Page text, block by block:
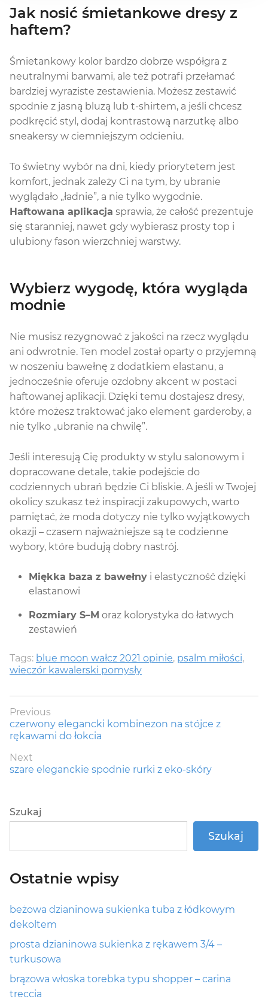
Jak nosić śmietankowe dresy z
haftem?
Śmietankowy kolor bardzo dobrze współgra z
neutralnymi barwami, ale też potrafi przełamać
bardziej wyraziste zestawienia. Możesz zestawić
spodnie z jasną bluzą lub t-shirtem, a jeśli chcesz
podkręcić styl, dodaj kontrastową narzutkę albo
sneakersy w ciemniejszym odcieniu.
To świetny wybór na dni, kiedy priorytetem jest
komfort, jednak zależy Ci na tym, by ubranie
wyglądało „ładnie”, a nie tylko wygodnie.
Haftowana aplikacja sprawia, że całość prezentuje
się staranniej, nawet gdy wybierasz prosty top i
ulubiony fason wierzchniej warstwy.
Wybierz wygodę, która wygląda
modnie
Nie musisz rezygnować z jakości na rzecz wyglądu
ani odwrotnie. Ten model został oparty o przyjemną
w noszeniu bawełnę z dodatkiem elastanu, a
jednocześnie oferuje ozdobny akcent w postaci
haftowanej aplikacji. Dzięki temu dostajesz dresy,
które możesz traktować jako element garderoby, a
nie tylko „ubranie na chwilę”.
Jeśli interesują Cię produkty w stylu salonowym i
dopracowane detale, takie podejście do
codziennych ubrań będzie Ci bliskie. A jeśli w Twojej
okolicy szukasz też inspiracji zakupowych, warto
pamiętać, że moda dotyczy nie tylko wyjątkowych
okazji – czasem najważniejsze są te codzienne
wybory, które budują dobry nastrój.
Miękka baza z bawełny i elastyczność dzięki
elastanowi
Rozmiary S–M oraz kolorystyka do łatwych
zestawień
Tags: blue moon wałcz 2021 opinie, psalm miłości,
wieczór kawalerski pomysły
Nawigacja
wpisu
Previous
Previous
post:
czerwony elegancki kombinezon na stójce z
rękawami do łokcia
Next
Next
szare eleganckie spodnie rurki z eko-skóry
Szukaj
Szukaj
Ostatnie wpisy
beżowa dzianinowa sukienka tuba z łódkowym
dekoltem
prosta dzianinowa sukienka z rękawem 3/4 –
turkusowa
brązowa włoska torebka typu shopper – carina
treccia